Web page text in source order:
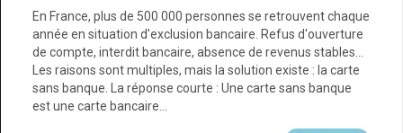
En France, plus de 500 000 personnes se retrouvent chaque
année en situation d'exclusion bancaire. Refus d'ouverture
de compte, interdit bancaire, absence de revenus stables...
Les raisons sont multiples, mais la solution existe : la carte
sans banque. La réponse courte : Une carte sans banque
est une carte bancaire…